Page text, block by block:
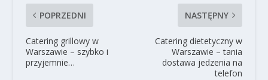
POPRZEDNI
Catering grillowy w
Warszawie – szybko i
przyjemnie…
NASTĘPNY
Catering dietetyczny w
Warszawie – tania
dostawa jedzenia na
telefon